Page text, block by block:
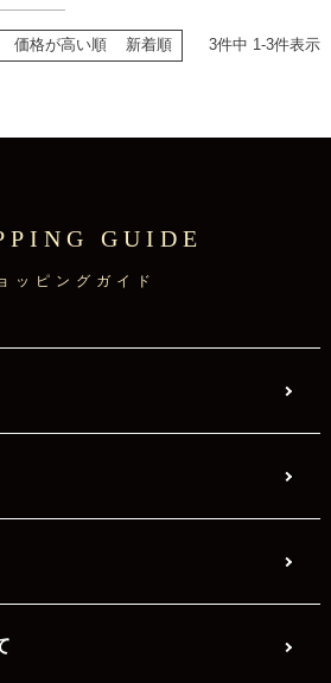
価格が高い順 新着順 3件中 1-3件表示
GUIDE
ッピングガイド